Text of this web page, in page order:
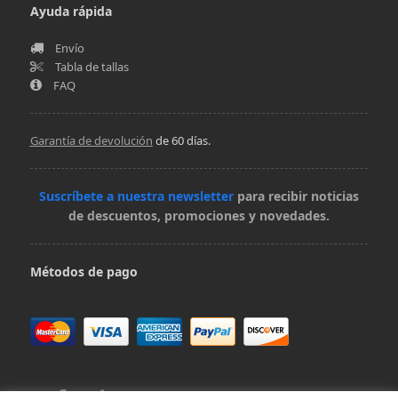
Ayuda rápida
Envío
Tabla de tallas
FAQ
Garantía de devolución de 60 días.
Suscríbete a nuestra newsletter para recibir noticias
de descuentos, promociones y novedades.
Métodos de pago